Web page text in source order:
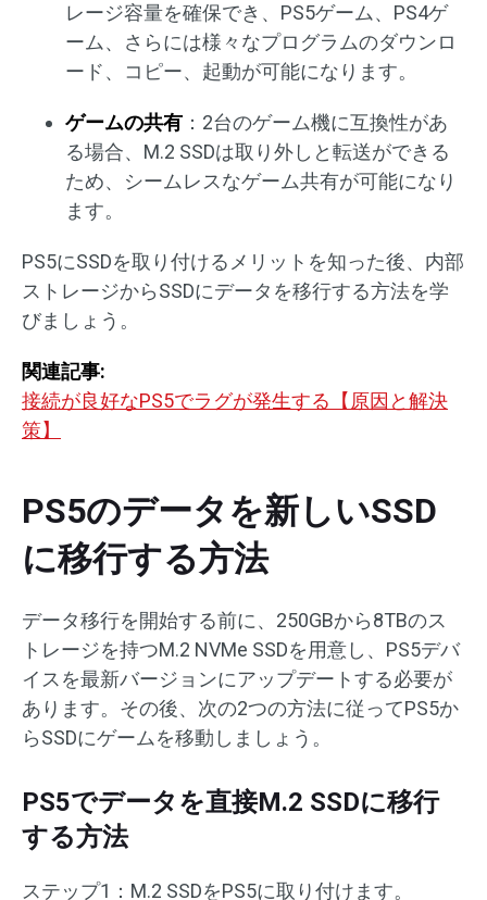
レージ容量を確保でき、PS5ゲーム、PS4ゲ
ーム、さらには様々なプログラムのダウンロ
ード、コピー、起動が可能になります。
ゲームの共有 ：2台のゲーム機に互換性があ
る場合、M.2 SSDは取り外しと転送ができる
ため、シームレスなゲーム共有が可能になり
ます。
PS5にSSDを取り付けるメリットを知った後、内部
ストレージからSSDにデータを移行する方法を学
びましょう。
関連記事:
接続が良好なPS5でラグが発生する【原因と解決
策】
PS5のデータを新しいSSD
に移行する方法
データ移行を開始する前に、250GBから8TBのス
トレージを持つM.2 NVMe SSDを用意し、PS5デバ
イスを最新バージョンにアップデートする必要が
あります。その後、次の2つの方法に従ってPS5か
らSSDにゲームを移動しましょう。
PS5でデータを直接M.2 SSDに移行
する方法
ステップ1：M.2 SSDをPS5に取り付けます。